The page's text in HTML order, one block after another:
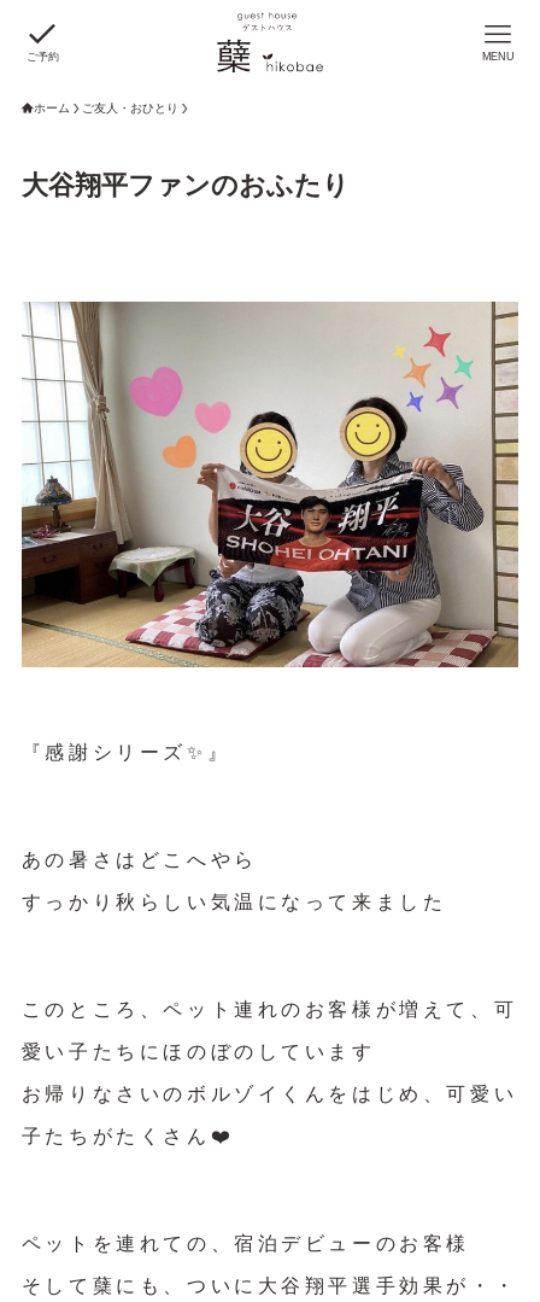
ご予約 MENU
ホーム ご友人・おひとり
大谷翔平ファンのおふたり
『感謝シリーズ✨』
あの暑さはどこへやら
すっかり秋らしい気温になって来ました
このところ、ペット連れのお客様が増えて、可
愛い子たちにほのぼのしています
お帰りなさいのボルゾイくんをはじめ、可愛い
子たちがたくさん❤️
ペットを連れての、宿泊デビューのお客様
そして蘖にも、ついに大谷翔平選手効果が・・